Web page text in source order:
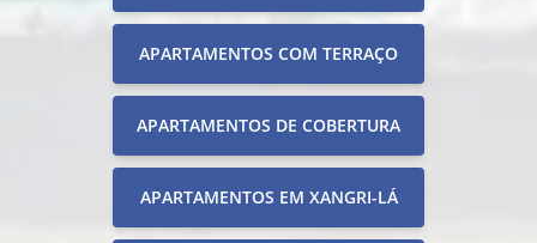
APARTAMENTOS COM TERRAÇO
APARTAMENTOS DE COBERTURA
APARTAMENTOS EM XANGRI-LÁ